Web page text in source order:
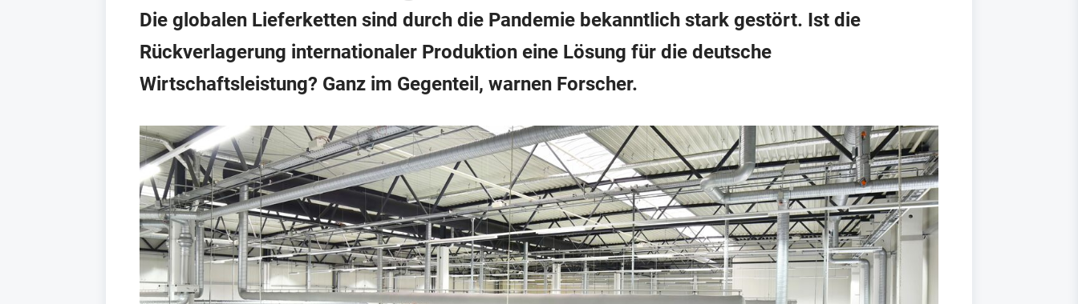
Die globalen Lieferketten sind durch die Pandemie bekanntlich stark gestört. Ist die
Rückverlagerung internationaler Produktion eine Lösung für die deutsche
Wirtschaftsleistung? Ganz im Gegenteil, warnen Forscher.